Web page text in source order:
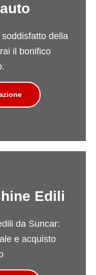
della
il bonifico
Edili
da Suncar:
e acquisto